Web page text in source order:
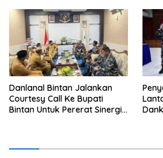
Danlanal Bintan Jalankan
Courtesy Call Ke Bupati
Bintan Untuk Pererat Sinergi